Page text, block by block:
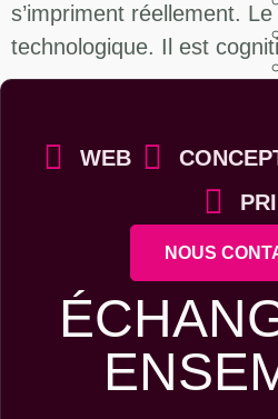
s’impriment réellement.
technologique. Il est
WEB
NOUS